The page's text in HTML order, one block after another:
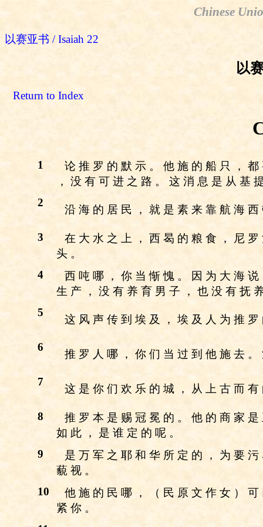
Chinese
以赛亚书 / Isaiah 22
以
Return to Index
1
论 推 罗 的 默 示 。 他 施 的 船 只 ，
， 没 有 可 进 之 路 。 这 消 息 是 从 基
2
沿 海 的 居 民 ， 就 是 素 来 靠 航 海
3
在 大 水 之 上 ， 西 曷 的 粮 食 ， 尼
头 。
4
西 吨 哪 ， 你 当 惭 愧 。 因 为 大 海
生 产 ， 没 有 养 育 男 子 ， 也 没 有 抚
5
这 风 声 传 到 埃 及 ， 埃 及 人 为 推
6
推 罗 人 哪 ， 你 们 当 过 到 他 施 去
7
这 是 你 们 欢 乐 的 城 ， 从 上 古 而
8
推 罗 本 是 赐 冠 冕 的 。 他 的 商 家
如 此 ， 是 谁 定 的 呢 。
9
是 万 军 之 耶 和 华 所 定 的 ， 为 要
藐 视 。
10
他 施 的 民 哪 ， （ 民 原 文 作 女 ）
紧 你 。